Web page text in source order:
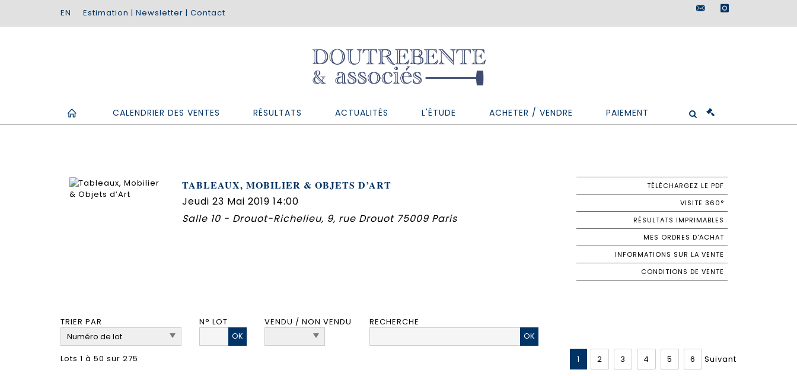
Estimation | Newsletter | Contact
instagram
CALENDRIER DES VENTES RÉSULTATS ACTUALITÉS L'ÉTUDE ACHETER / VENDRE PAIEMENT
TABLEAUX, MOBILIER & OBJETS D’ART
Jeudi 23 Mai 2019 14:00
Salle 10 - Drouot-Richelieu, 9, rue Drouot 75009 Paris
TÉLÉCHARGEZ LE PDF
VISITE 360°
RÉSULTATS IMPRIMABLES
MES ORDRES D'ACHAT
INFORMATIONS SUR LA VENTE
CONDITIONS DE VENTE
TRIER PAR
N° LOT
OK
VENDU / NON VENDU RECHERCHE
Lots 1 à 50 sur 275 1 2 3 4 5 6 Suivant